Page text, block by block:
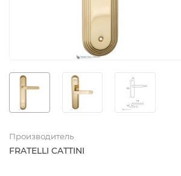
Производитель
FRATELLI CATTINI